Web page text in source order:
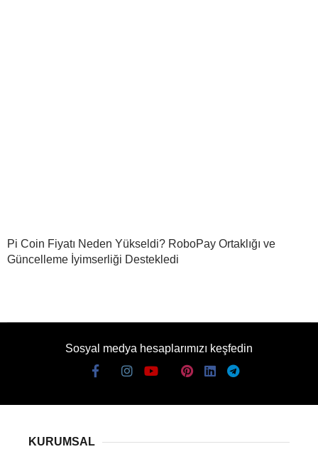
Pi Coin Fiyatı Neden Yükseldi? RoboPay Ortaklığı ve
Güncelleme İyimserliği Destekledi
Sosyal medya hesaplarımızı keşfedin
KURUMSAL